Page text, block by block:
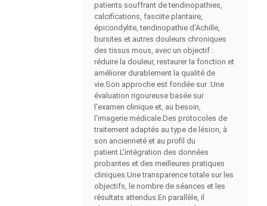
patients souffrant de tendinopathies,
calcifications, fasciite plantaire,
épicondylite, tendinopathie d’Achille,
bursites et autres douleurs chroniques
des tissus mous, avec un objectif :
réduire la douleur, restaurer la fonction et
améliorer durablement la qualité de
vie.Son approche est fondée sur :Une
évaluation rigoureuse basée sur
l’examen clinique et, au besoin,
l’imagerie médicale.Des protocoles de
traitement adaptés au type de lésion, à
son ancienneté et au profil du
patient.L’intégration des données
probantes et des meilleures pratiques
cliniques.Une transparence totale sur les
objectifs, le nombre de séances et les
résultats attendus.En parallèle, il